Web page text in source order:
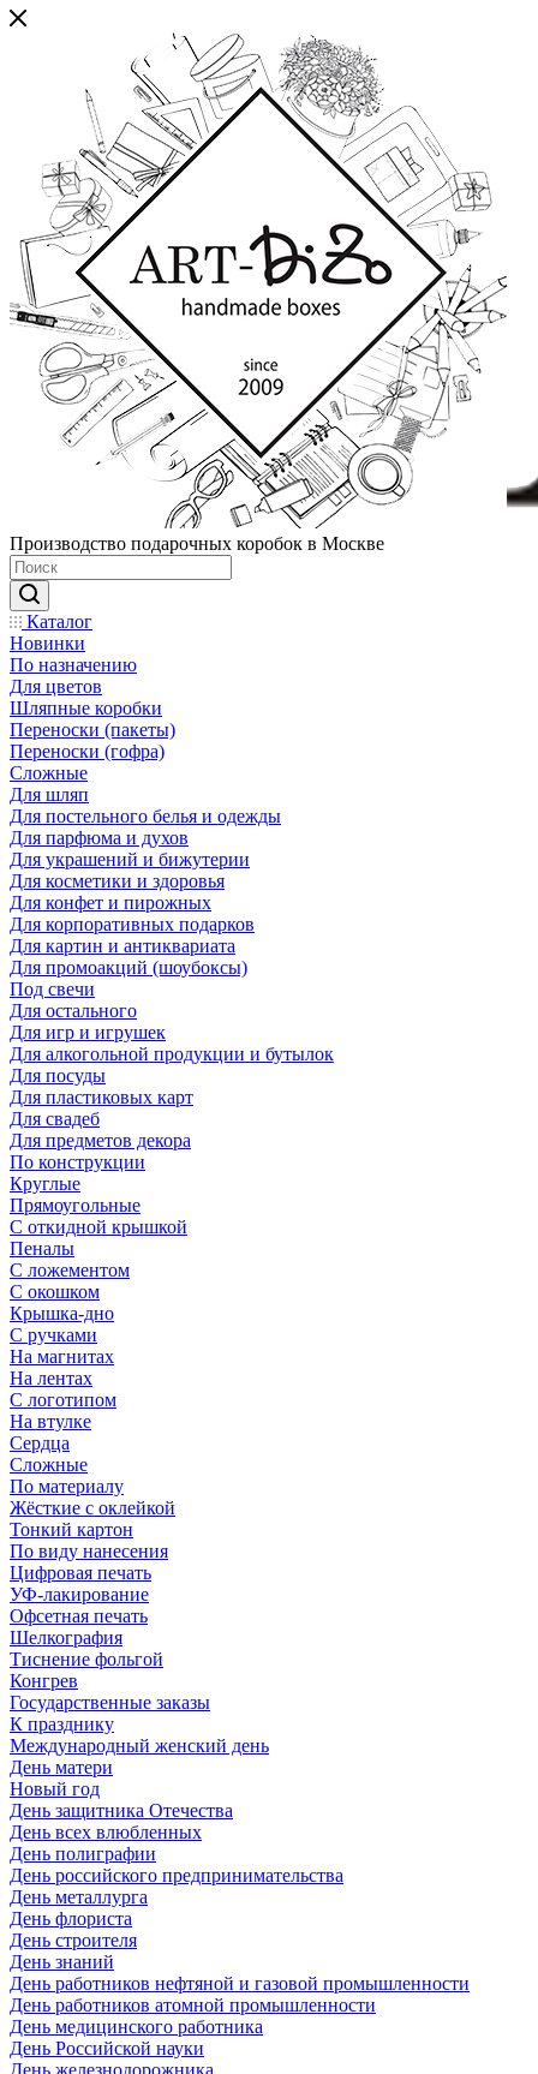
Производство подарочных коробок в Москве
Каталог
Новинки
По назначению
Для цветов
Шляпные коробки
Переноски (пакеты)
Переноски (гофра)
Сложные
Для шляп
Для постельного белья и одежды
Для парфюма и духов
Для украшений и бижутерии
Для косметики и здоровья
Для конфет и пирожных
Для корпоративных подарков
Для картин и антиквариата
Для промоакций (шоубоксы)
Под свечи
Для остального
Для игр и игрушек
Для алкогольной продукции и бутылок
Для посуды
Для пластиковых карт
Для свадеб
Для предметов декора
По конструкции
Круглые
Прямоугольные
С откидной крышкой
Пеналы
С ложементом
С окошком
Крышка-дно
С ручками
На магнитах
На лентах
С логотипом
На втулке
Сердца
Сложные
По материалу
Жёсткие с оклейкой
Тонкий картон
По виду нанесения
Цифровая печать
УФ-лакирование
Офсетная печать
Шелкография
Тиснение фольгой
Конгрев
Государственные заказы
К празднику
Международный женский день
День матери
Новый год
День защитника Отечества
День всех влюбленных
День полиграфии
День российского предпринимательства
День металлурга
День флориста
День строителя
День знаний
День работников нефтяной и газовой промышленности
День работников атомной промышленности
День медицинского работника
День Российской науки
День железнодорожника